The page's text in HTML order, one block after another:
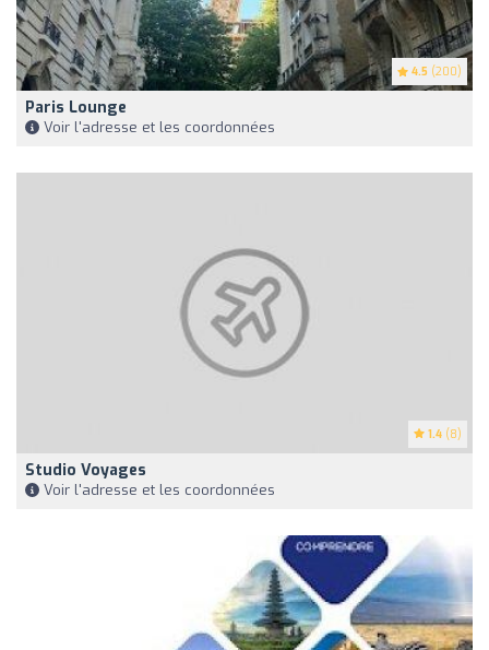
4.5 (200)
Paris Lounge
Voir l'adresse et les coordonnées
1.4 (8)
Studio Voyages
Voir l'adresse et les coordonnées